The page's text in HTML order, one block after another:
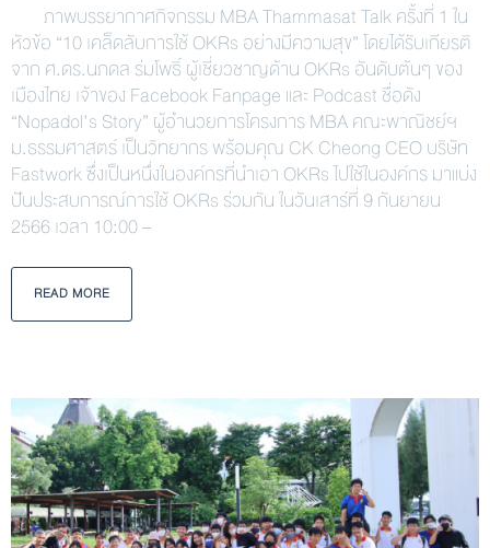
ภาพบรรยากาศกิจกรรม MBA Thammasat Talk ครั้งที่ 1 ใน
หัวข้อ “10 เคล็ดลับการใช้ OKRs อย่างมีความสุข” โดยได้รับเกียรติ
จาก ศ.ดร.นภดล ร่มโพธิ์ ผู้เชี่ยวชาญด้าน OKRs อันดับต้นๆ ของ
เมืองไทย เจ้าของ Facebook Fanpage และ Podcast ชื่อดัง
“Nopadol’s Story” ผู้อำนวยการโครงการ MBA คณะพาณิชย์ฯ
ม.ธรรมศาสตร์ เป็นวิทยากร พร้อมคุณ CK Cheong CEO บริษัท
Fastwork ซึ่งเป็นหนึ่งในองค์กรที่นำเอา OKRs ไปใช้ในองค์กร มาแบ่ง
ปันประสบการณ์การใช้ OKRs ร่วมกัน ในวันเสาร์ที่ 9 กันยายน
2566 เวลา 10:00 –
READ MORE